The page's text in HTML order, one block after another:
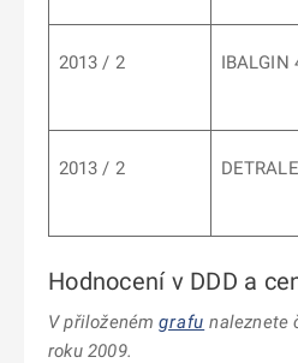
2013 / 2 IBALGIN
2013 / 2
Hodnocení v DDD a
V přiloženém grafu naleznete
roku 2009.